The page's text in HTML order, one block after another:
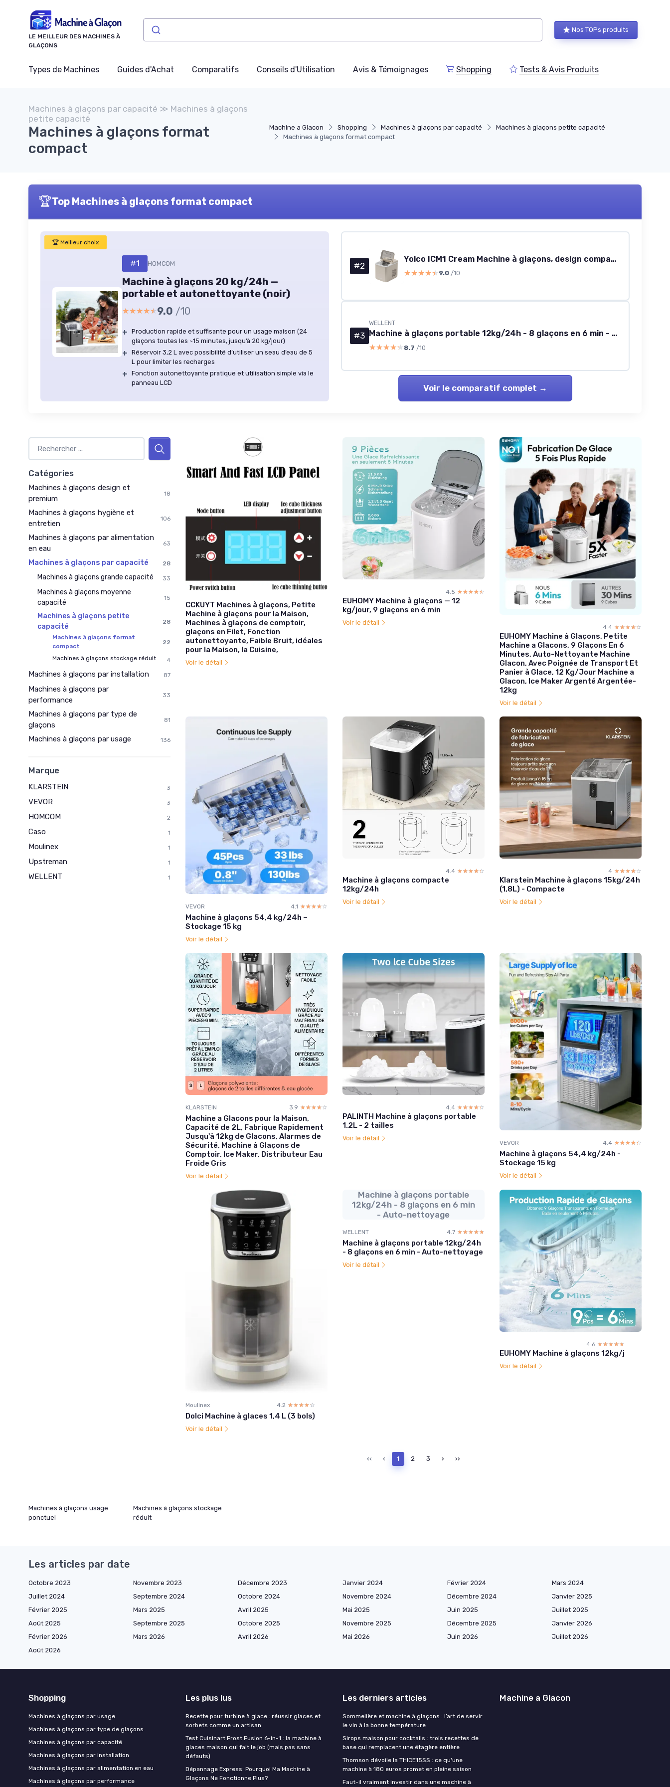
LE MEILLEUR DES MACHINES À
GLAÇONS
Nos TOPs produits
Types de Machines Guides d'Achat Comparatifs Conseils d'Utilisation Avis & Témoignages Shopping Tests & Avis Produits
Machine a Glacon Shopping Machines à glaçons par capacité
Machines à glaçons petite capacité
Machines à glaçons format compact
Machines à glaçons par capacité ≫ Machines à glaçons
petite capacité
Machines à glaçons format
compact
🏆Top Machines à glaçons format compact
🏆 Meilleur choix
#1 HOMCOM
Machine à glaçons 20 kg/24h —
portable et autonettoyante (noir)
★★★★★
★★★★★9.0 /10
+ Production rapide et suffisante pour un usage maison (24
glaçons toutes les ~15 minutes, jusqu’à 20 kg/jour)
+ Réservoir 3,2 L avec possibilité d’utiliser un seau d’eau de 5
L pour limiter les recharges
+ Fonction autonettoyante pratique et utilisation simple via le
panneau LCD
#2
Yolco ICM1 Cream Machine à glaçons, design compact, 10 kg en 24 heures, machine à glaçons 12-24 V pour camping-car
★★★★★
★★★★★ 9.0 /10
#3
WELLENT
Machine à glaçons portable 12kg/24h - 8 glaçons en 6 min - Auto-nettoyage
★★★★★
★★★★★ 8.7 /10
Voir le comparatif complet →
Catégories
Machines à glaçons design et
premium
18
Machines à glaçons hygiène et
entretien
106
Machines à glaçons par alimentation
en eau
63
Machines à glaçons par capacité 28
Machines à glaçons grande capacité 33
Machines à glaçons moyenne
capacité
15
Machines à glaçons petite
capacité
28
Machines à glaçons format
compact
22
Machines à glaçons stockage réduit 4
Machines à glaçons par installation 87
Machines à glaçons par
performance
33
Machines à glaçons par type de
glaçons
81
Machines à glaçons par usage 136
Marque
KLARSTEIN 3
VEVOR 3
HOMCOM 2
Caso 1
Moulinex 1
Upstreman 1
WELLENT 1
CCKUYT Machines à glaçons, Petite
Machine à glaçons pour la Maison,
Machines à glaçons de comptoir,
glaçons en Filet, Fonction
autonettoyante, Faible Bruit, idéales
pour la Maison, la Cuisine,
Voir le détail
4.5 ☆☆☆☆☆
★★★★★
EUHOMY Machine à glaçons — 12
kg/jour, 9 glaçons en 6 min
Voir le détail
4.4 ☆☆☆☆☆
★★★★★
EUHOMY Machine à Glaçons, Petite
Machine a Glacons, 9 Glaçons En 6
Minutes, Auto-Nettoyante Machine
Glacon, Avec Poignée de Transport Et
Panier à Glace, 12 Kg/Jour Machine a
Glacon, Ice Maker Argenté Argentée-
12kg
Voir le détail
VEVOR 4.1 ☆☆☆☆☆
★★★★★
Machine à glaçons 54,4 kg/24h –
Stockage 15 kg
Voir le détail
4.4 ☆☆☆☆☆
★★★★★
Machine à glaçons compacte
12kg/24h
Voir le détail
4 ☆☆☆☆☆
★★★★★
Klarstein Machine à glaçons 15kg/24h
(1,8L) - Compacte
Voir le détail
KLARSTEIN 3.9 ☆☆☆☆☆
★★★★★
Machine a Glacons pour la Maison,
Capacité de 2L, Fabrique Rapidement
Jusqu'à 12kg de Glacons, Alarmes de
Sécurité, Machine à Glaçons de
Comptoir, Ice Maker, Distributeur Eau
Froide Gris
Voir le détail
4.4 ☆☆☆☆☆
★★★★★
PALINTH Machine à glaçons portable
1.2L - 2 tailles
Voir le détail
VEVOR 4.4 ☆☆☆☆☆
★★★★★
Machine à glaçons 54,4 kg/24h -
Stockage 15 kg
Voir le détail
Moulinex 4.2 ☆☆☆☆☆
★★★★★
Dolci Machine à glaces 1,4 L (3 bols)
Voir le détail
Machine à glaçons portable
12kg/24h - 8 glaçons en 6 min
- Auto-nettoyage
WELLENT 4.7 ☆☆☆☆☆
★★★★★
Machine à glaçons portable 12kg/24h
- 8 glaçons en 6 min - Auto-nettoyage
Voir le détail
4.6 ☆☆☆☆☆
★★★★★
EUHOMY Machine à glaçons 12kg/j
Voir le détail
‹‹ ‹ 1 2 3 › ››
Machines à glaçons usage
ponctuel
Machines à glaçons stockage
réduit
Les articles par date
Octobre 2023 Novembre 2023 Décembre 2023 Janvier 2024 Février 2024
Mars 2024
Juillet 2024
Septembre 2024 Octobre 2024 Novembre 2024 Décembre 2024
Janvier 2025
Février 2025
Mars 2025 Avril 2025 Mai 2025 Juin 2025
Juillet 2025
Août 2025
Septembre 2025 Octobre 2025 Novembre 2025 Décembre 2025
Janvier 2026
Février 2026
Mars 2026 Avril 2026 Mai 2026 Juin 2026
Juillet 2026
Août 2026
Shopping
Machines à glaçons par usage
Machines à glaçons par type de glaçons
Machines à glaçons par capacité
Machines à glaçons par installation
Machines à glaçons par alimentation en eau
Machines à glaçons par performance
Les plus lus
Recette pour turbine à glace : réussir glaces et
sorbets comme un artisan
Test Cuisinart Frost Fusion 6-in-1 : la machine à
glaces maison qui fait le job (mais pas sans
défauts)
Dépannage Express: Pourquoi Ma Machine à
Glaçons Ne Fonctionne Plus?
Les derniers articles
Sommelière et machine à glaçons : l’art de servir
le vin à la bonne température
Sirops maison pour cocktails : trois recettes de
base qui remplacent une étagère entière
Thomson dévoile la THICE15SS : ce qu'une
machine à 180 euros promet en pleine saison
Faut-il vraiment investir dans une machine à
Machine a Glacon